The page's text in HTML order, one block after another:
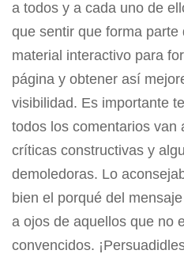
a todos y a cada uno de
que sentir que forma
material interactivo para
página y obtener así
visibilidad. Es importante
todos los comentarios van
críticas constructivas y
demoledoras. Lo
bien el porqué del
a ojos de aquellos que no
convencidos.